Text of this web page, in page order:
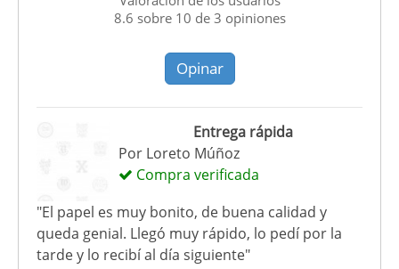
8.6 sobre 10 de 3 opiniones
Opinar
Entrega rápida
Por Loreto Múñoz
Compra verificada
"El papel es muy bonito, de buena calidad y
queda genial. Llegó muy rápido, lo pedí por la
tarde y lo recibí al día siguiente"